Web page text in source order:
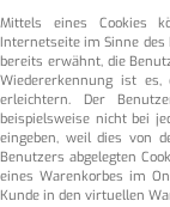
Mittels eines Cookies
Internetseite im Sinne
bereits erwähnt, die
Wiedererkennung ist
erleichtern. Der
beispielsweise nicht bei
eingeben, weil dies von
Benutzers abgelegten
eines Warenkorbes im
Kunde in den virtuellen